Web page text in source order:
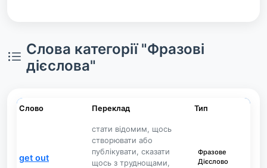
Слова категорії "Фразові
дієслова"
Слово Переклад Тип
get out
стати відомим, щось
створювати або
публікувати, сказати
щось з труднощами,
Фразове
Дієслово